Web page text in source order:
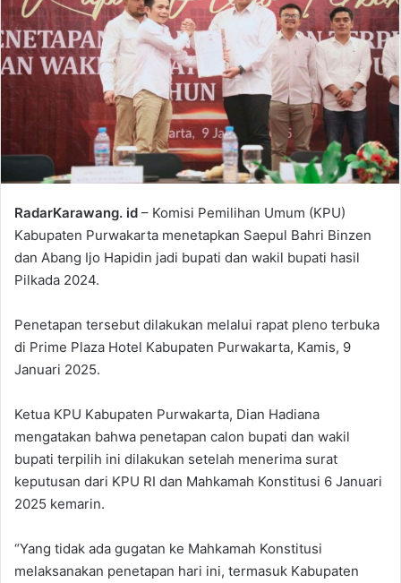
RadarKarawang. id – Komisi Pemilihan Umum (KPU)
Kabupaten Purwakarta menetapkan Saepul Bahri Binzen
dan Abang Ijo Hapidin jadi bupati dan wakil bupati hasil
Pilkada 2024.
Penetapan tersebut dilakukan melalui rapat pleno terbuka
di Prime Plaza Hotel Kabupaten Purwakarta, Kamis, 9
Januari 2025.
Ketua KPU Kabupaten Purwakarta, Dian Hadiana
mengatakan bahwa penetapan calon bupati dan wakil
bupati terpilih ini dilakukan setelah menerima surat
keputusan dari KPU RI dan Mahkamah Konstitusi 6 Januari
2025 kemarin.
“Yang tidak ada gugatan ke Mahkamah Konstitusi
melaksanakan penetapan hari ini, termasuk Kabupaten